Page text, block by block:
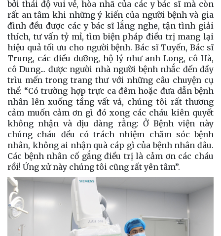
bởi thái độ vui vẻ, hòa nhã của các y bác sĩ mà còn
rất an tâm khi những ý kiến của người bệnh và gia
đình đều được các y bác sĩ lắng nghe, tận tình giải
thích, tư vấn tỷ mỉ, tìm biện pháp điều trị mang lại
hiệu quả tối ưu cho người bệnh. Bác sĩ Tuyến, Bác sĩ
Trung, các điều dưỡng, hộ lý như anh Long, cô Hà,
cô Dung... được người nhà người bệnh nhắc đến đầy
trìu mến trong trang thư với những câu chuyện cụ
thể: “Có trường hợp trực ca đêm hoặc đưa dẫn bệnh
nhân lên xuống tầng vất vả, chúng tôi rất thương
cảm muốn cảm ơn gì đó xong các cháu kiên quyết
không nhận và dịu dàng rằng: Ở Bệnh viện này
chúng cháu đều có trách nhiệm chăm sóc bệnh
nhân, không ai nhận quà cáp gì của bệnh nhân đâu.
Các bệnh nhân cố gắng điều trị là cảm ơn các cháu
rồi! Ứng xử này chúng tôi cũng rất yên tâm”.